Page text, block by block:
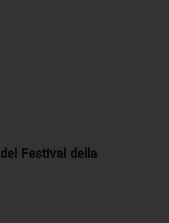
del Festival della